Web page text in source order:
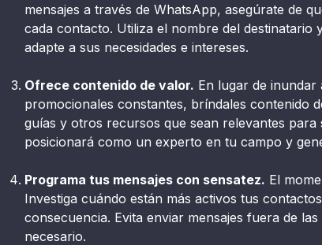
mensajes a través de WhatsApp, asegúrate de
cada contacto. Utiliza el nombre del destinatario
adapte a sus necesidades e intereses.
Ofrece contenido de valor. En lugar de inundar
promocionales constantes, bríndales contenido
guías y otros recursos que sean relevantes para
posicionará como un experto en tu campo y
Programa tus mensajes con sensatez. El
Investiga cuándo están más activos tus
consecuencia. Evita enviar mensajes fuera de
necesario.